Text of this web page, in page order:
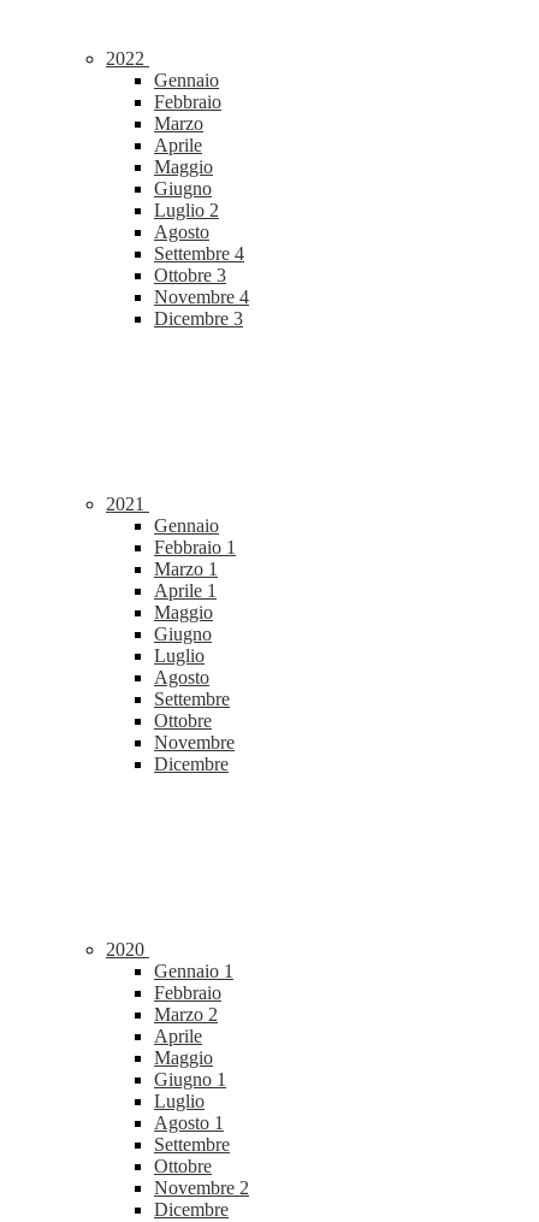
2022
Gennaio
Febbraio
Marzo
Aprile
Maggio
Giugno
Luglio 2
Agosto
Settembre 4
Ottobre 3
Novembre 4
Dicembre 3
2021
Gennaio
Febbraio 1
Marzo 1
Aprile 1
Maggio
Giugno
Luglio
Agosto
Settembre
Ottobre
Novembre
Dicembre
2020
Gennaio 1
Febbraio
Marzo 2
Aprile
Maggio
Giugno 1
Luglio
Agosto 1
Settembre
Ottobre
Novembre 2
Dicembre